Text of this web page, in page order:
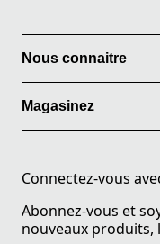
Nous connaitre
Magasinez
Connectez-vous
Abonnez-vous et
nouveaux produits,